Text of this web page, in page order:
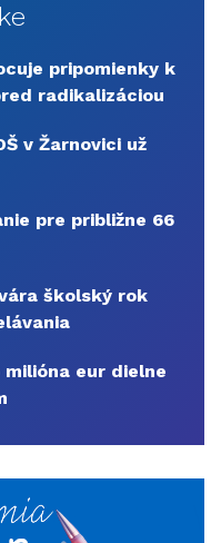
pripomienky k
radikalizáciou
v Žarnovici už
pre približne 66
školský rok
milióna eur dielne